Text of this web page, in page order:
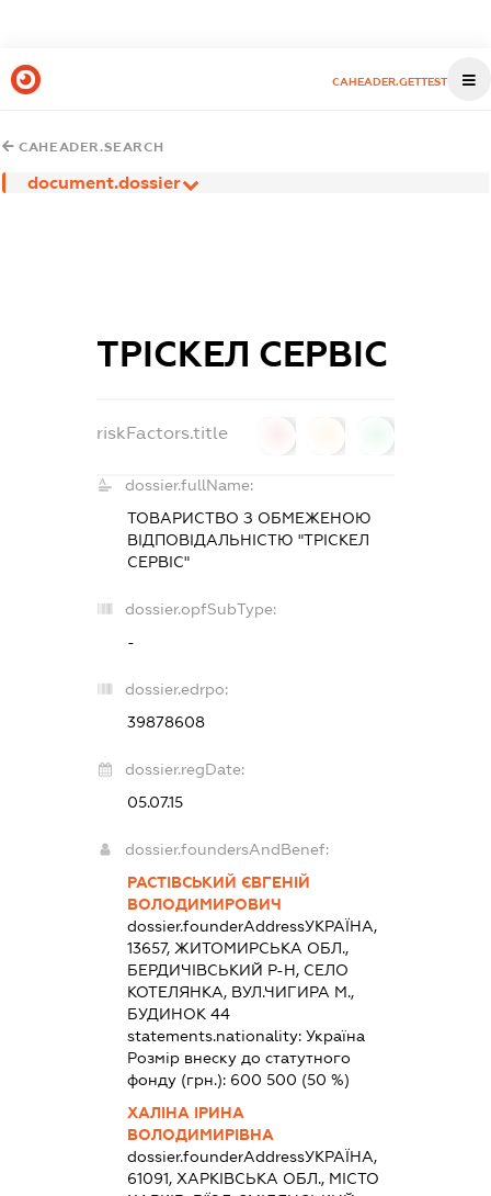
CAHEADER.GETTEST
CAHEADER.SEARCH
document.dossier
ТРІСКЕЛ СЕРВІС
riskFactors.title
dossier.fullName:
ТОВАРИСТВО З ОБМЕЖЕНОЮ
ВІДПОВІДАЛЬНІСТЮ "ТРІСКЕЛ
СЕРВІС"
dossier.opfSubType:
-
dossier.edrpo:
39878608
dossier.regDate:
05.07.15
dossier.foundersAndBenef:
РАСТІВСЬКИЙ ЄВГЕНІЙ
ВОЛОДИМИРОВИЧ
dossier.founderAddressУКРАЇНА,
13657, ЖИТОМИРСЬКА ОБЛ.,
БЕРДИЧІВСЬКИЙ Р-Н, СЕЛО
КОТЕЛЯНКА, ВУЛ.ЧИГИРА М.,
БУДИНОК 44
statements.nationality: Україна
Розмір внеску до статутного
фонду (грн.): 600 500 (50 %)
ХАЛІНА ІРИНА
ВОЛОДИМИРІВНА
dossier.founderAddressУКРАЇНА,
61091, ХАРКІВСЬКА ОБЛ., МІСТО